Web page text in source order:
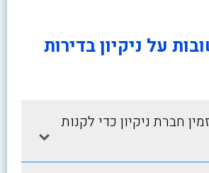
על ניקיון בדירות
חברת ניקיון כדי לקנות